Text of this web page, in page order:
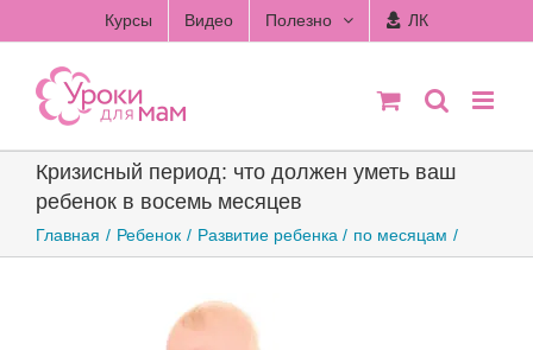
to
content
Курсы Видео Полезно ЛК
Кризисный период: что должен уметь ваш
ребенок в восемь месяцев
Главная Ребенок Развитие ребенка по месяцам